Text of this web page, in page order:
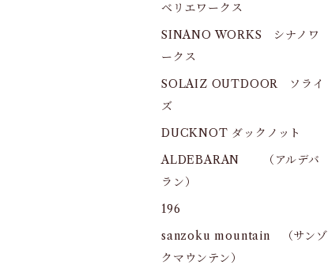
ベリエワークス
SINANO WORKS シナノワ
ークス
SOLAIZ OUTDOOR ソライ
ズ
DUCKNOT ダックノット
ALDEBARAN （アルデバ
ラン）
196
sanzoku mountain （サンゾ
クマウンテン）